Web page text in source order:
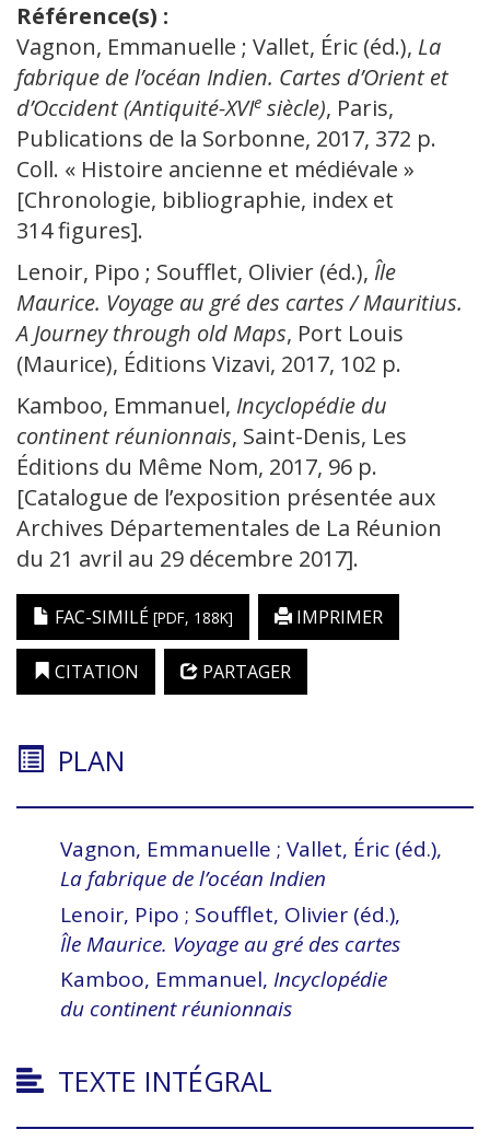
Référence(s) :
Vagnon, Emmanuelle ; Vallet, Éric (éd.), La
fabrique de l’océan Indien. Cartes d’Orient et
d’Occident (Antiquité-XVIe siècle), Paris,
Publications de la Sorbonne, 2017, 372 p.
Coll. « Histoire ancienne et médiévale »
[Chronologie, bibliographie, index et
314 figures].
Lenoir, Pipo ; Soufflet, Olivier (éd.), Île
Maurice. Voyage au gré des cartes / Mauritius.
A Journey through old Maps, Port Louis
(Maurice), Éditions Vizavi, 2017, 102 p.
Kamboo, Emmanuel, Incyclopédie du
continent réunionnais, Saint-Denis, Les
Éditions du Même Nom, 2017, 96 p.
[Catalogue de l’exposition présentée aux
Archives Départementales de La Réunion
du 21 avril au 29 décembre 2017].
FAC-SIMILÉ [PDF, 188K] IMPRIMER
CITATION PARTAGER
PLAN
Vagnon, Emmanuelle ; Vallet, Éric (éd.),
Lafabrique de l’océan Indien
Lenoir, Pipo ; Soufflet, Olivier (éd.),
ÎleMaurice. Voyage augré des cartes
Kamboo, Emmanuel, Incyclopédie
du continent réunionnais
TEXTE INTÉGRAL